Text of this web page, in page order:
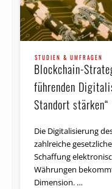
STUDIEN & UMFRAGEN
Blockchain-
führenden
Standort stärken“
Die Digitalisierung
zahlreiche
Schaffung
Währungen
Dimension. …